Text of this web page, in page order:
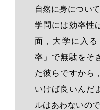
自然に身につい
学問には効率性
面，大学に入
率」で無駄をそ
た彼らですから
いけば良いんだ
ルはあわないので